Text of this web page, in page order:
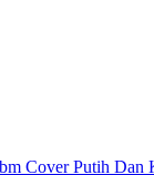
Cover Putih Dan